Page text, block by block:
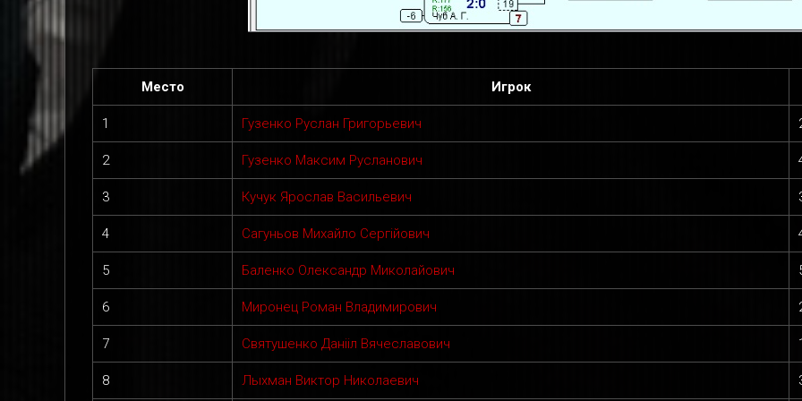
Место Игрок
1 Гузенко Руслан Григорьевич
2 Гузенко Максим Русланович
3 Кучук Ярослав Васильевич
4 Сагуньов Михайло Сергійович
5 Баленко Олександр Миколайович
6 Миронец Роман Владимирович
7 Святушенко Данііл Вячеславович
8 Лыхман Виктор Николаевич